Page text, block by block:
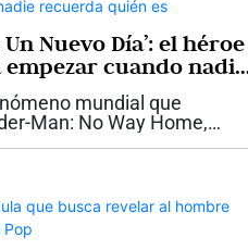
Nuevo Día’: el héroe
empezar cuando nadie
es
mundial que
Man: No Way Home,